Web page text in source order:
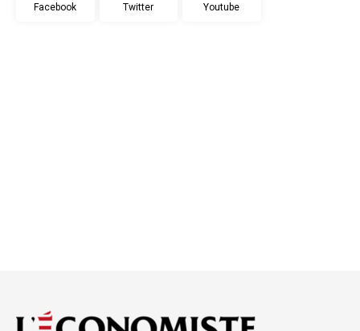
Facebook Twitter Youtube